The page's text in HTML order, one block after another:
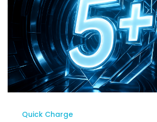
Quick Charge